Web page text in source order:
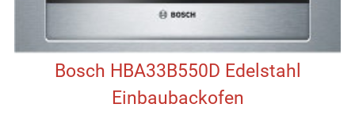
Bosch HBA33B550D Edelstahl
Einbaubackofen